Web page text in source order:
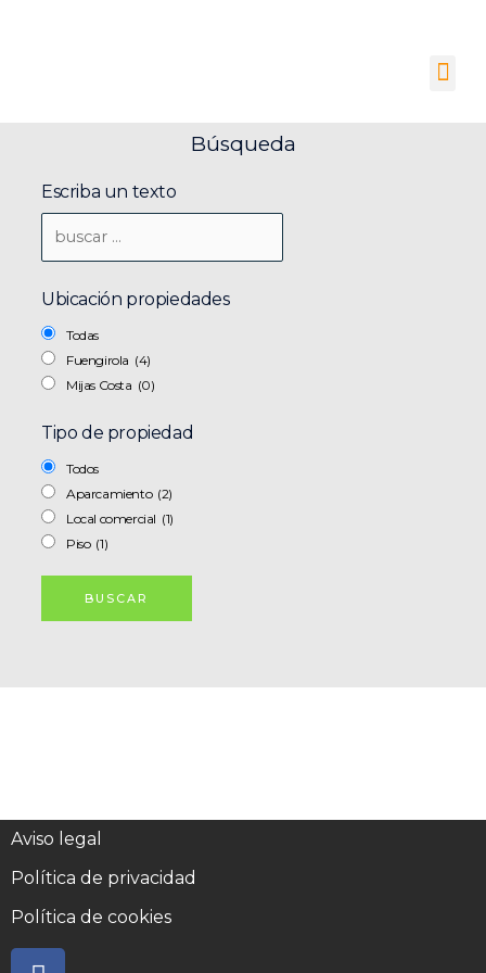
Búsqueda
Escriba un texto
Ubicación propiedades
Todas
Fuengirola (4)
Mijas Costa (0)
Tipo de propiedad
Todos
Aparcamiento (2)
Local comercial (1)
Piso (1)
Aviso legal
Política de privacidad
Política de cookies
F